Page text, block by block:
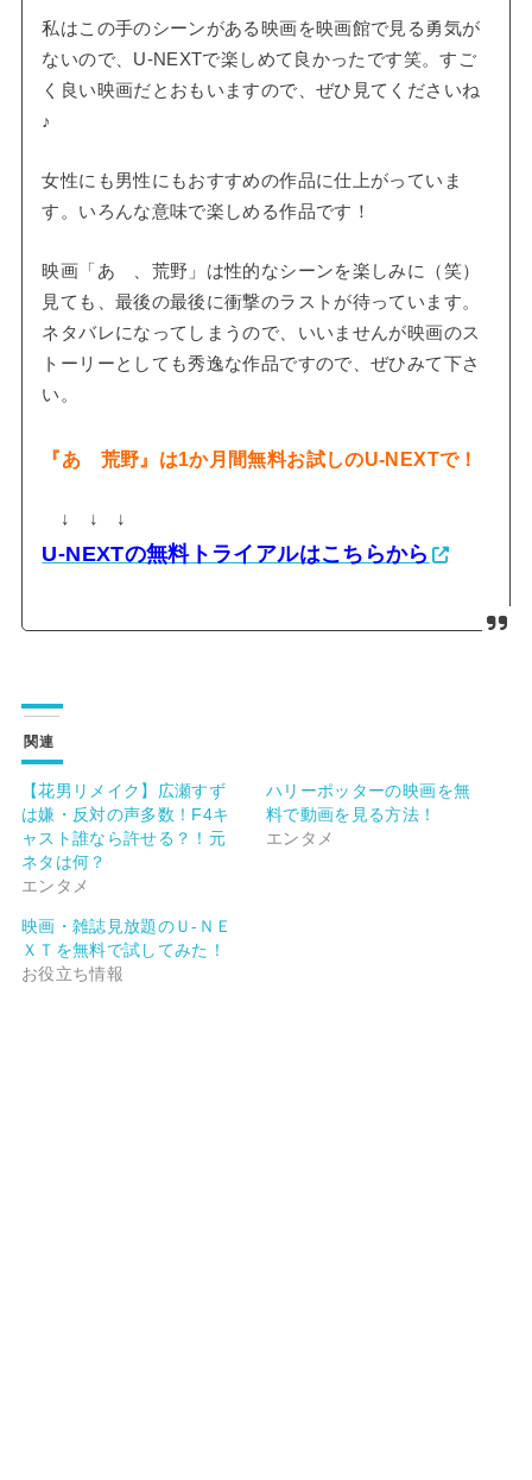
私はこの手のシーンがある映画を映画館で見る勇気が
ないので、U-NEXTで楽しめて良かったです笑。すご
く良い映画だとおもいますので、ぜひ見てくださいね
♪
女性にも男性にもおすすめの作品に仕上がっていま
す。いろんな意味で楽しめる作品です！
映画「あゝ、荒野」は性的なシーンを楽しみに（笑）
見ても、最後の最後に衝撃のラストが待っています。
ネタバレになってしまうので、いいませんが映画のス
トーリーとしても秀逸な作品ですので、ぜひみて下さ
い。
『あゝ荒野』は1か月間無料お試しのU-NEXTで！
↓ ↓ ↓
U-NEXTの無料トライアルはこちらから
関連
【花男リメイク】広瀬すず
は嫌・反対の声多数！F4キ
ャスト誰なら許せる？！元
ネタは何？
エンタメ
ハリーポッターの映画を無
料で動画を見る方法！
エンタメ
映画・雑誌見放題のＵ-ＮＥ
ＸＴを無料で試してみた！
お役立ち情報